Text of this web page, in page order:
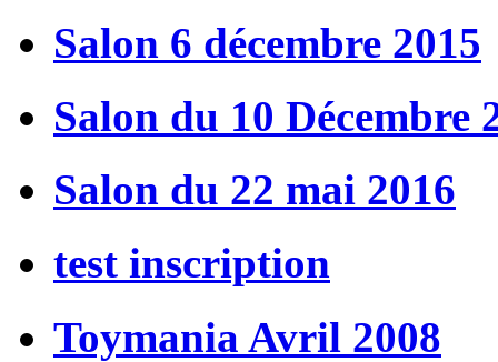
Salon 6 décembre 2015
Salon du 10 Décembre
Salon du 22 mai 2016
test inscription
Toymania Avril 2008